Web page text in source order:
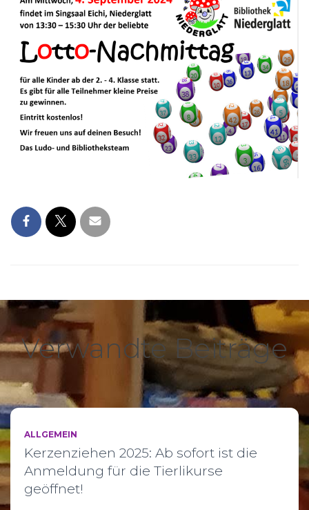
Verwandte Beiträge
ALLGEMEIN
Kerzenziehen 2025: Ab sofort ist die
Anmeldung für die Tierlikurse
geöffnet!